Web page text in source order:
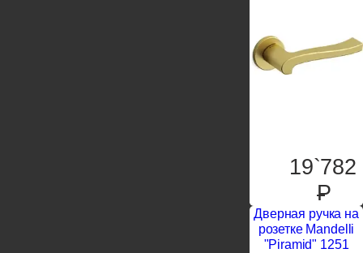
19`782
P
Дверная ручка на
розетке Mandelli
"Piramid" 1251